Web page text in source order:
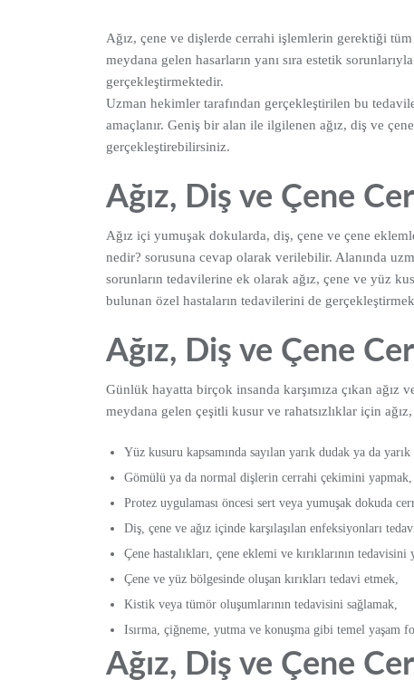
Ağız, çene ve dişlerde cerrahi işlemlerin gerektiği
meydana gelen hasarların yanı sıra estetik
gerçekleştirmektedir.
Uzman hekimler tarafından gerçekleştirilen bu
amaçlanır. Geniş bir alan ile ilgilenen ağız, diş ve
gerçekleştirebilirsiniz.
Ağız, Diş ve Çene
Ağız içi yumuşak dokularda, diş, çene ve çene
nedir? sorusuna cevap olarak verilebilir. Alanında
sorunların tedavilerine ek olarak ağız, çene ve yüz
bulunan özel hastaların tedavilerini de
Ağız, Diş ve Çene
Günlük hayatta birçok insanda karşımıza çıkan
meydana gelen çeşitli kusur ve rahatsızlıklar için
Yüz kusuru kapsamında sayılan yarık dudak ya da yarık
Gömülü ya da normal dişlerin cerrahi çekimini yapmak,
Protez uygulaması öncesi sert veya yumuşak dokuda
Diş, çene ve ağız içinde karşılaşılan enfeksiyonları
Çene hastalıkları, çene eklemi ve kırıklarının tedavisini
Çene ve yüz bölgesinde oluşan kırıkları tedavi etmek,
Kistik veya tümör oluşumlarının tedavisini sağlamak,
Isırma, çiğneme, yutma ve konuşma gibi temel yaşam
Ağız, Diş ve Çene